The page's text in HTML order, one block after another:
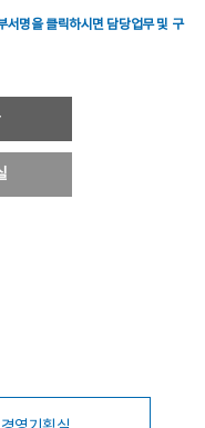
서명을 클릭하시면 담당업무 및 구